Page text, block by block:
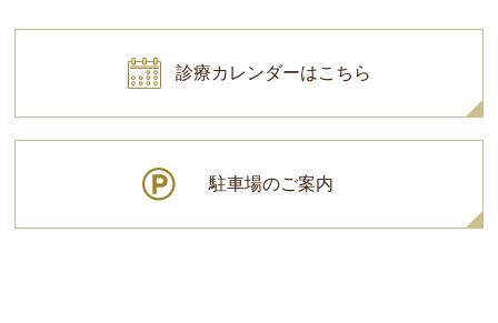
診療カレンダーはこちら
駐車場のご案内